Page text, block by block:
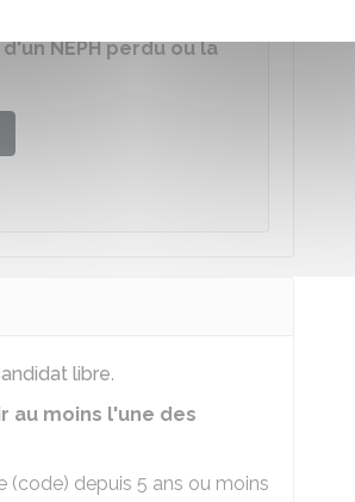
NEPH perdu ou la
libre.
au moins l'une des
depuis 5 ans ou moins